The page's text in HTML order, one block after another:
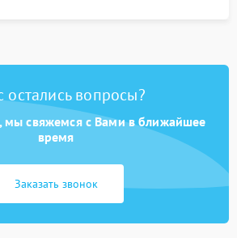
остались вопросы?
мы свяжемся с Вами в ближайшее
время
Заказать звонок